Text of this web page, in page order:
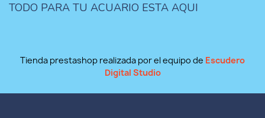
TODO PARA TU ACUARIO ESTA AQUI
Tienda prestashop realizada por el equipo de Escudero
Digital Studio